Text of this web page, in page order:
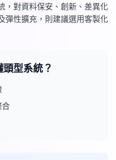
，對資料保安、創新、差異化
彈性擴充，則建議選用客製化
型系統？
合